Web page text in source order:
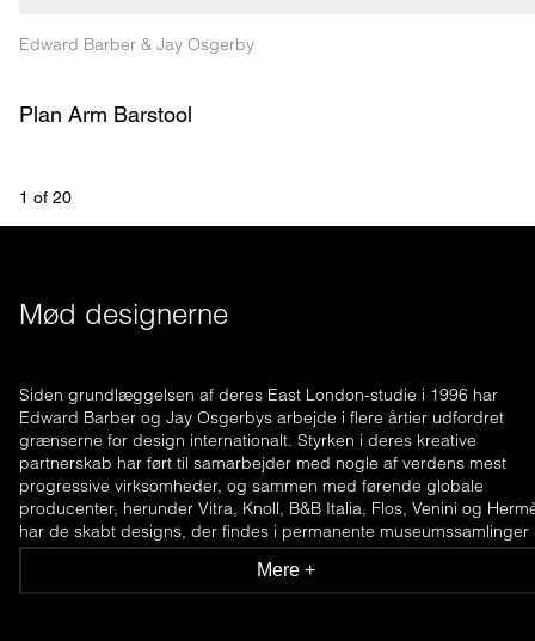
Edward Barber & Jay Osgerby
Plan Arm Barstool
1 of 20
Mød designerne
Siden grundlæggelsen af deres East London-studie i 1996 har
Edward Barber og Jay Osgerbys arbejde i flere årtier udfordret
grænserne for design internationalt. Styrken i deres kreative
partnerskab har ført til samarbejder med nogle af verdens mest
progressive virksomheder, og sammen med førende globale
producenter, herunder Vitra, Knoll, B&B Italia, Flos, Venini og
har de skabt designs, der findes i permanente museumssamlinger
anerkendt for deres altid interessante, innovative og relevante
Mere +